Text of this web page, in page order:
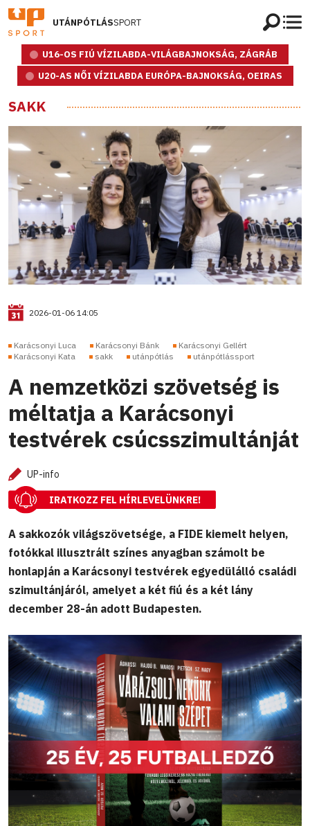
UTÁNPÓTLÁSSPORT
U16-OS FIÚ VÍZILABDA-VILÁGBAJNOKSÁG, ZÁGRÁB
U20-AS NŐI VÍZILABDA EURÓPA-BAJNOKSÁG, OEIRAS
SAKK
2026-01-06 14:05
Karácsonyi Luca Karácsonyi Bánk
Karácsonyi Gellért
Karácsonyi Kata
sakk utánpótlás utánpótlássport
A nemzetközi szövetség is
méltatja a Karácsonyi
testvérek csúcsszimultánját
UP-info
IRATKOZZ FEL HÍRLEVELÜNKRE!
A sakkozók világszövetsége, a FIDE kiemelt helyen,
fotókkal illusztrált színes anyagban számolt be
honlapján a Karácsonyi testvérek egyedülálló családi
szimultánjáról, amelyet a két fiú és a két lány
december 28-án adott Budapesten.